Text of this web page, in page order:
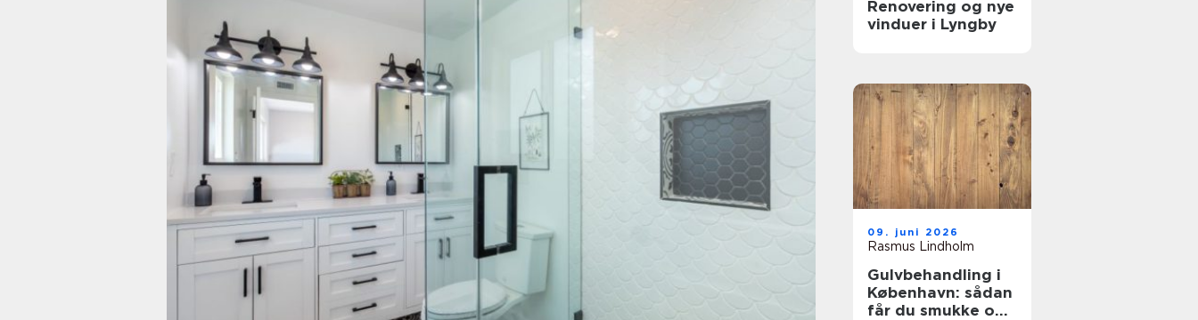
Renovering og nye
vinduer i Lyngby
09. juni 2026
Rasmus Lindholm
Gulvbehandling i
København: sådan
får du smukke og